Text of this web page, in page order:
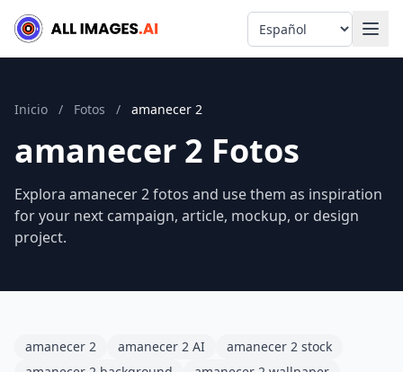
Language
Inicio / Fotos / amanecer 2
amanecer 2 Fotos
Explora amanecer 2 fotos and use them as inspiration
for your next campaign, article, mockup, or design
project.
amanecer 2 amanecer 2 AI
amanecer 2 stock